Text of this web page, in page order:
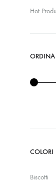
Hot
ORDINA
COLORI
Biscotti